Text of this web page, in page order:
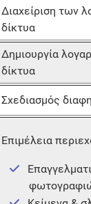
Διαχείριση των
δίκτυα
Δημιουργία
δίκτυα
Σχεδιασμός
Επιμέλεια